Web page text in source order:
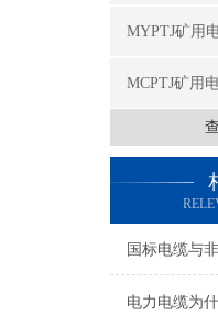
MYPTJ矿用
MCPTJ矿用
国标电缆与
电力电缆为